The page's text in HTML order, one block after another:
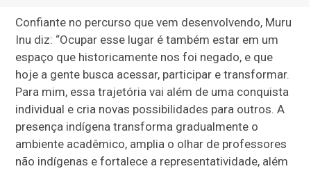
Confiante no percurso que vem desenvolvendo, Muru
Inu diz: “Ocupar esse lugar é também estar em um
espaço que historicamente nos foi negado, e que
hoje a gente busca acessar, participar e transformar.
Para mim, essa trajetória vai além de uma conquista
individual e cria novas possibilidades para outros. A
presença indígena transforma gradualmente o
ambiente acadêmico, amplia o olhar de professores
não indígenas e fortalece a representatividade, além